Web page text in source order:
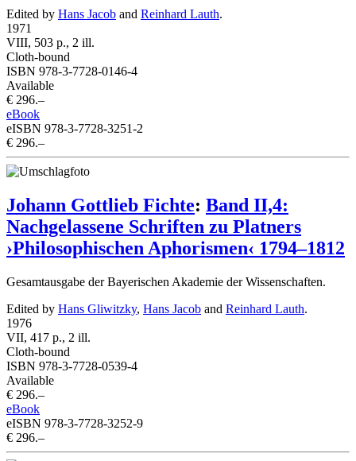
Edited by Hans Jacob and Reinhard Lauth.
1971
VIII, 503 p., 2 ill.
Cloth-bound
ISBN 978-3-7728-0146-4
Available
€ 296.–
eBook
eISBN 978-3-7728-3251-2
€ 296.–
Johann Gottlieb Fichte: Band II,4:
Nachgelassene Schriften zu Platners
›Philosophischen Aphorismen‹ 1794–1812
Gesamtausgabe der Bayerischen Akademie der Wissenschaften.
Edited by Hans Gliwitzky, Hans Jacob and Reinhard Lauth.
1976
VII, 417 p., 2 ill.
Cloth-bound
ISBN 978-3-7728-0539-4
Available
€ 296.–
eBook
eISBN 978-3-7728-3252-9
€ 296.–